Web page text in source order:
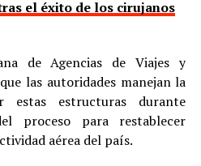
el éxito de los cirujanos
de Agencias de Viajes y
las autoridades manejan la
estas estructuras durante
proceso para restablecer
aérea del país.